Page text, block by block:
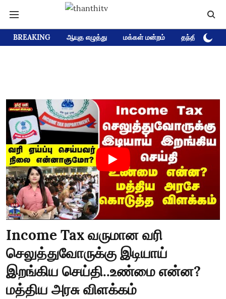
BREAKING ஆயுத எழுத்து மக்கள் மன்றம் தந்தி டிவி
Income Tax வருமான வரி
செலுத்துவோருக்கு இடியாய்
இறங்கிய செய்தி..உண்மை என்ன?
மத்திய அரசு விளக்கம்